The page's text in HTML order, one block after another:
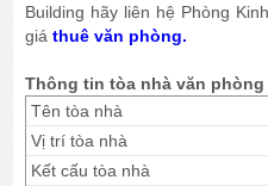
Building hãy liên hệ Phòng
giáthuê văn phòng.
Thông tin tòa nhà văn
Tên tòa nhà
Vị trí tòa nhà
Kết cấu tòa nhà